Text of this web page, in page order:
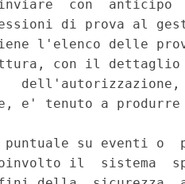
con
di prova al
l'elenco delle
con il
e' tenuto a produrre
su eventi o
il  sistema